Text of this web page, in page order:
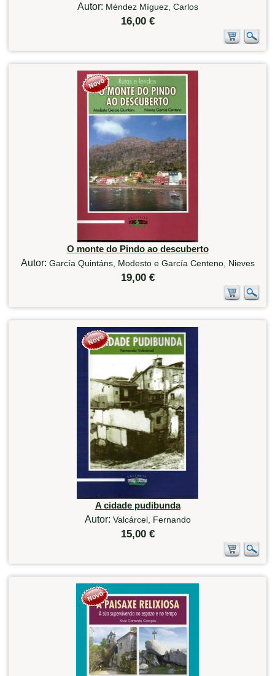
Autor: Méndez Míguez, Carlos
16,00 €
O monte do Pindo ao descuberto
Autor: García Quintáns, Modesto e García Centeno, Nieves
19,00 €
A cidade pudibunda
Autor: Valcárcel, Fernando
15,00 €